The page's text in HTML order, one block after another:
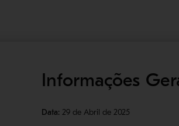
Informações
Data:29 de Abril de 2025